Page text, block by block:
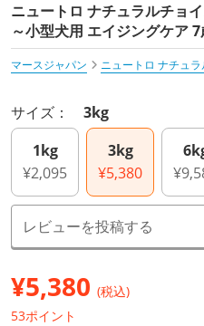
ニュートロ ナチュラルチョ
～小型犬用 エイジングケア
マースジャパン
ニュートロ ナチュ
サイズ： 3kg
1kg
¥2,095
3kg
¥5,380
レビューを投稿する
¥5,380 (税込)
53ポイント